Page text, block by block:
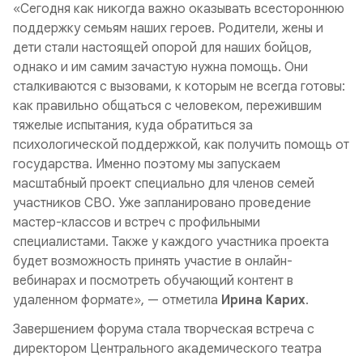
«Сегодня как никогда важно оказывать всестороннюю
поддержку семьям наших героев. Родители, жены и
дети стали настоящей опорой для наших бойцов,
однако и им самим зачастую нужна помощь. Они
сталкиваются с вызовами, к которым не всегда готовы:
как правильно общаться с человеком, пережившим
тяжелые испытания, куда обратиться за
психологической поддержкой, как получить помощь от
государства. Именно поэтому мы запускаем
масштабный проект специально для членов семей
участников СВО. Уже запланировано проведение
мастер-классов и встреч с профильными
специалистами. Также у каждого участника проекта
будет возможность принять участие в онлайн-
вебинарах и посмотреть обучающий контент в
удаленном формате», — отметила Ирина Карих.
Завершением форума стала творческая встреча с
директором Центрального академического театра